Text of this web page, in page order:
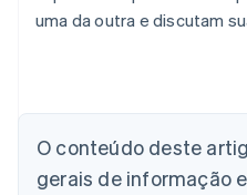
uma da outra e discutam
O conteúdo deste
gerais de informação
Deutsch English
Austrália